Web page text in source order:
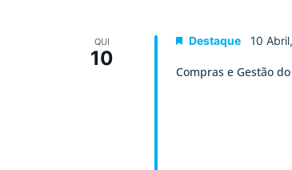
QUI
10
Compras e Gestão
Destaque 10